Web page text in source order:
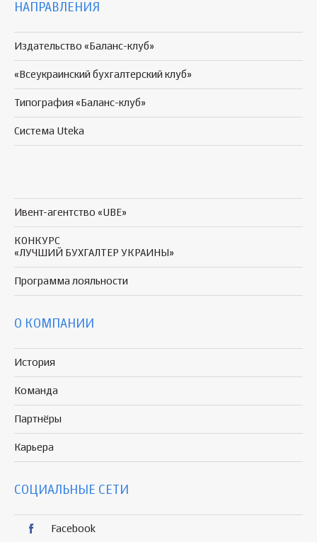
НАПРАВЛЕНИЯ
Издательство «Баланс-клуб»
«Всеукраинский бухгалтерский клуб»
Типография «Баланс-клуб»
Система Uteka
Ивент-агентство «UBE»
КОНКУРС
«ЛУЧШИЙ БУХГАЛТЕР УКРАИНЫ»
Программа лояльности
О КОМПАНИИ
История
Команда
Партнёры
Карьера
СОЦИАЛЬНЫЕ СЕТИ
Facebook